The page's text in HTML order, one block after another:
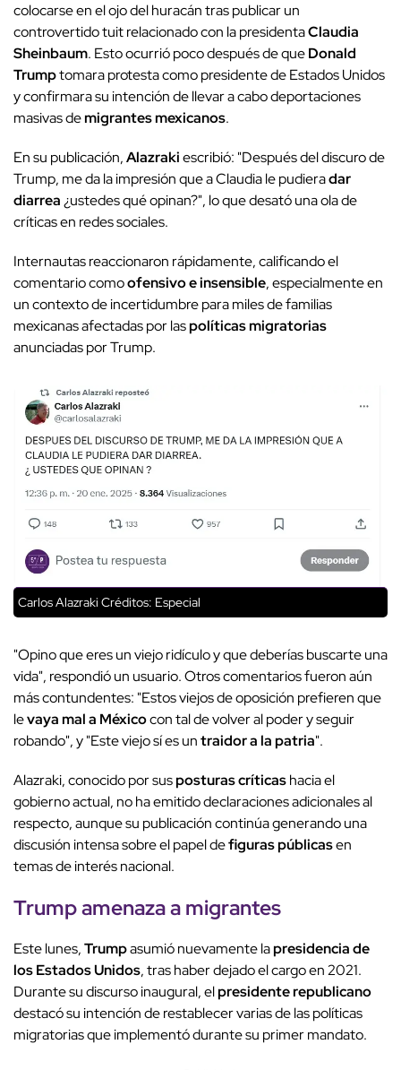
colocarse en el ojo del huracán tras publicar un
controvertido tuit relacionado con la presidentaClaudia
Sheinbaum. Esto ocurrió poco después de queDonald
Trumptomara protesta como presidente de Estados Unidos
y confirmara su intención de llevar a cabo deportaciones
masivas demigrantes mexicanos.
En su publicación,Alazrakiescribió: "Después del discuro de
Trump, me da la impresión que a Claudia le pudieradar
diarrea¿ustedes qué opinan?", lo que desató una ola de
críticas en redes sociales.
Internautas reaccionaron rápidamente, calificando el
comentario comoofensivo e insensible, especialmente en
un contexto de incertidumbre para miles de familias
mexicanas afectadas por laspolíticas migratorias
anunciadas por Trump.
Carlos Alazraki Créditos: Especial
"Opino que eres un viejo ridículo y que deberías buscarte una
vida", respondió un usuario. Otros comentarios fueron aún
más contundentes: "Estos viejos de oposición prefieren que
levaya mal a Méxicocon tal de volver al poder y seguir
robando", y "Este viejo sí es untraidor a la patria".
Alazraki, conocido por susposturas críticashacia el
gobierno actual, no ha emitido declaraciones adicionales al
respecto, aunque su publicación continúa generando una
discusión intensa sobre el papel defiguras públicasen
temas de interés nacional.
Trump amenaza a migrantes
Este lunes,Trumpasumió nuevamente lapresidencia de
los Estados Unidos, tras haber dejado el cargo en 2021.
Durante su discurso inaugural, elpresidente republicano
destacó su intención de restablecer varias de las políticas
migratorias que implementó durante su primer mandato.